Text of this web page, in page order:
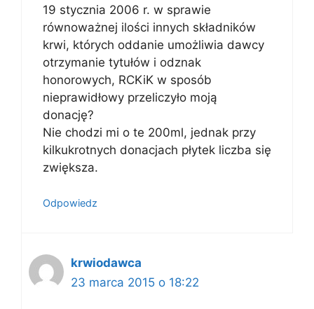
19 stycznia 2006 r. w sprawie
równoważnej ilości innych składników
krwi, których oddanie umożliwia dawcy
otrzymanie tytułów i odznak
honorowych, RCKiK w sposób
nieprawidłowy przeliczyło moją
donację?
Nie chodzi mi o te 200ml, jednak przy
kilkukrotnych donacjach płytek liczba się
zwiększa.
Odpowiedz
krwiodawca
23 marca 2015 o 18:22